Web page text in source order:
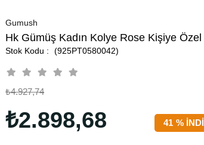
Gumush
Hk Gümüş Kadın Kolye Rose Kişiye
(925PT0580042)
%
41
₺4.927,74
₺2.898,68